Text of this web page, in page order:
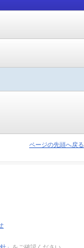
ページの先頭へ戻る